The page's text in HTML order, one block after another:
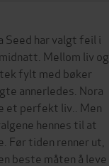
Seed har valgt feil i
Mellom liv og
fylt med bøker
annerledes. Nora
et perfekt liv.. Men
hennes til at
Før tiden renner ut,
beste måten å leve